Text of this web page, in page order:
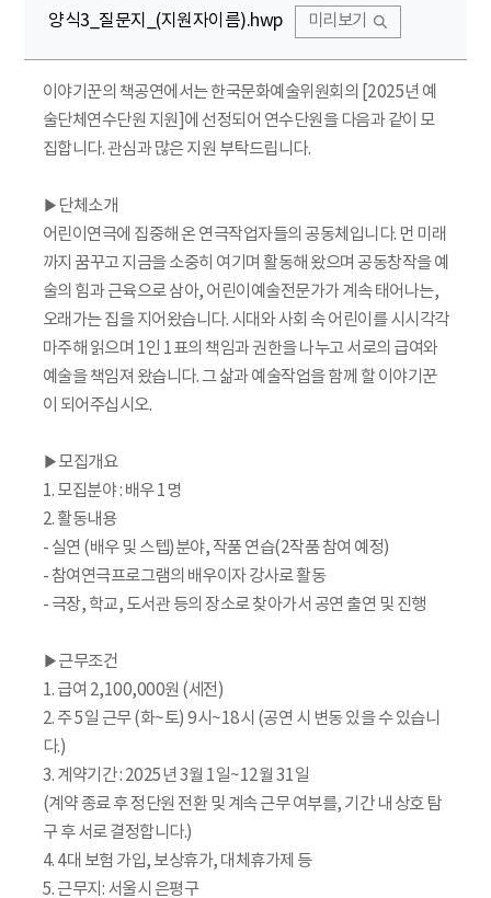
양식3_질문지_(지원자이름).hwp 미리보기
이야기꾼의 책공연에서는 한국문화예술위원회의 [2025년 예
술단체연수단원 지원]에 선정되어 연수단원을 다음과 같이 모
집합니다. 관심과 많은 지원 부탁드립니다.
▶단체소개
어린이연극에 집중해 온 연극작업자들의 공동체입니다. 먼 미래
까지 꿈꾸고 지금을 소중히 여기며 활동해 왔으며 공동창작을 예
술의 힘과 근육으로 삼아, 어린이예술전문가가 계속 태어나는,
오래가는 집을 지어왔습니다. 시대와 사회 속 어린이를 시시각각
마주해 읽으며 1인 1표의 책임과 권한을 나누고 서로의 급여와
예술을 책임져 왔습니다. 그 삶과 예술작업을 함께 할 이야기꾼
이 되어주십시오.
▶모집개요
1. 모집분야 : 배우 1명
2. 활동내용
- 실연 (배우 및 스텝)분야, 작품 연습(2작품 참여 예정)
- 참여연극프로그램의 배우이자 강사로 활동
- 극장, 학교, 도서관 등의 장소로 찾아가서 공연 출연 및 진행
▶근무조건
1. 급여 2,100,000원 (세전)
2. 주 5일 근무 (화~토) 9시~18시 (공연 시 변동 있을 수 있습니
다.)
3. 계약기간 : 2025년 3월 1일~12월 31일
(계약 종료 후 정단원 전환 및 계속 근무 여부를, 기간 내 상호 탐
구 후 서로 결정합니다.)
4. 4대 보험 가입, 보상휴가, 대체휴가제 등
5. 근무지: 서울시 은평구